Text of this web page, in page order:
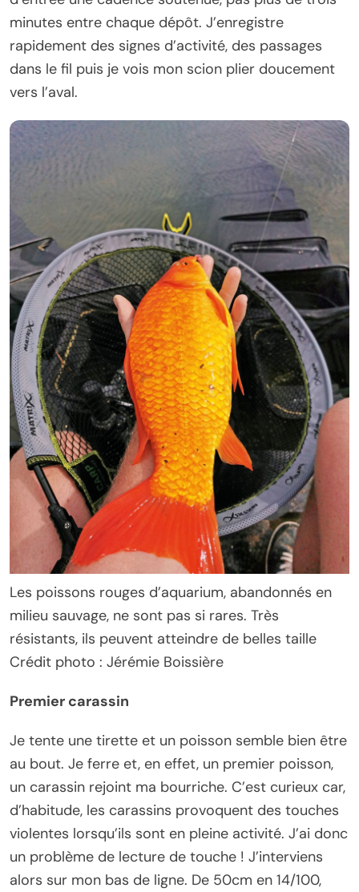
minutes entre chaque dépôt. J’enregistre
rapidement des signes d’activité, des passages
dans le fil puis je vois mon scion plier doucement
vers l’aval.
Les poissons rouges d’aquarium, abandonnés en
milieu sauvage, ne sont pas si rares. Très
résistants, ils peuvent atteindre de belles taille
Crédit photo : Jérémie Boissière
Premier carassin
Je tente une tirette et un poisson semble bien être
au bout. Je ferre et, en effet, un premier poisson,
un carassin rejoint ma bourriche. C’est curieux car,
d’habitude, les carassins provoquent des touches
violentes lorsqu’ils sont en pleine activité. J’ai donc
un problème de lecture de touche ! J’interviens
alors sur mon bas de ligne. De 50cm en 14/100,